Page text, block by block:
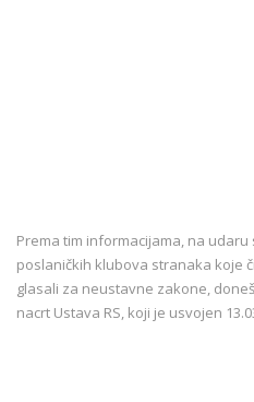
Prema tim informacijama, na
poslaničkih klubova stranaka koje
glasali za neustavne zakone,
nacrt Ustava RS, koji je usvojen